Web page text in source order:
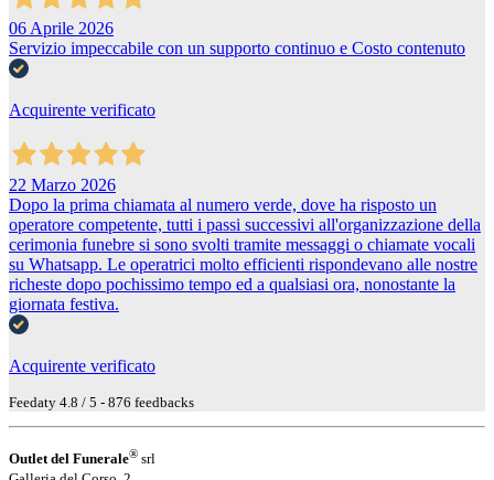
06 Aprile 2026
Servizio impeccabile con un supporto continuo e Costo contenuto
Acquirente verificato
22 Marzo 2026
Dopo la prima chiamata al numero verde, dove ha risposto un
operatore competente, tutti i passi successivi all'organizzazione della
cerimonia funebre si sono svolti tramite messaggi o chiamate vocali
su Whatsapp. Le operatrici molto efficienti rispondevano alle nostre
richeste dopo pochissimo tempo ed a qualsiasi ora, nonostante la
giornata festiva.
Acquirente verificato
Feedaty 4.8 / 5 - 876 feedbacks
Outlet del Funerale® srl